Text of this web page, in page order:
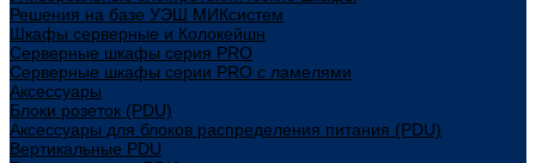
Решения на базе УЭШ МИКсистем
Шкафы серверные и Колокейшн
Серверные шкафы серия PRO
Серверные шкафы серии PRO с ламелями
Аксессуары
Блоки розеток (PDU)
Аксессуары для блоков распределения питания (PDU)
Вертикальные PDU